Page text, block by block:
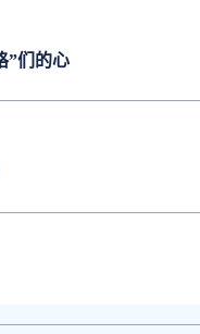
”们的心